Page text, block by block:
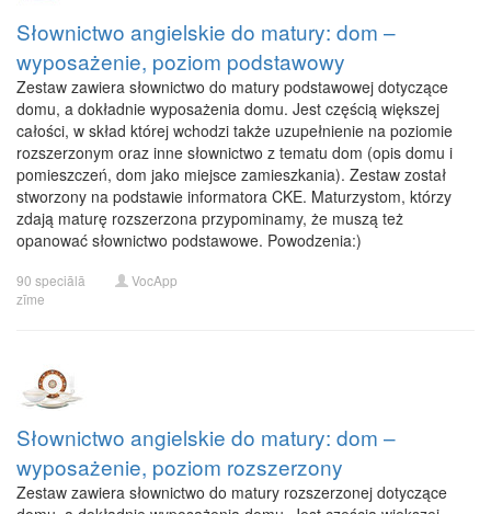
Słownictwo angielskie do matury: dom –
wyposażenie, poziom podstawowy
Zestaw zawiera słownictwo do matury podstawowej dotyczące
domu, a dokładnie wyposażenia domu. Jest częścią większej
całości, w skład której wchodzi także uzupełnienie na poziomie
rozszerzonym oraz inne słownictwo z tematu dom (opis domu i
pomieszczeń, dom jako miejsce zamieszkania). Zestaw został
stworzony na podstawie informatora CKE. Maturzystom, którzy
zdają maturę rozszerzona przypominamy, że muszą też
opanować słownictwo podstawowe. Powodzenia:)
90 speciālā
zīme
VocApp
Słownictwo angielskie do matury: dom –
wyposażenie, poziom rozszerzony
Zestaw zawiera słownictwo do matury rozszerzonej dotyczące